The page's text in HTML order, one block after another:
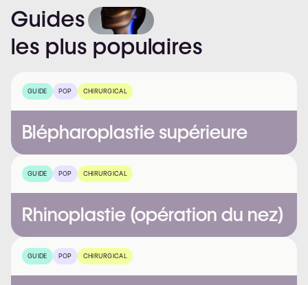
Guides
les plus populaires
GUIDE POP CHIRURGICAL
Blépharoplastie supérieure
GUIDE POP CHIRURGICAL
Rhinoplastie (opération du nez)
GUIDE POP CHIRURGICAL